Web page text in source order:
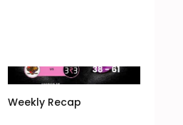
Weekly Recap